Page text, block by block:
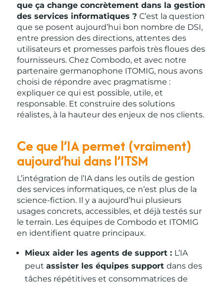
que ça change concrètement dans la gestion
des services informatiques ? C’est la question
que se posent aujourd’hui bon nombre de DSI,
entre pression des directions, attentes des
utilisateurs et promesses parfois très floues des
fournisseurs. Chez Combodo, et avec notre
partenaire germanophone ITOMIG, nous avons
choisi de répondre avec pragmatisme :
expliquer ce qui est possible, utile, et
responsable. Et construire des solutions
réalistes, à la hauteur des enjeux de nos clients.
Ce que l’IA permet (vraiment)
aujourd’hui dans l’ITSM
L’intégration de l’IA dans les outils de gestion
des services informatiques, ce n’est plus de la
science-fiction. Il y a aujourd’hui plusieurs
usages concrets, accessibles, et déjà testés sur
le terrain. Les équipes de Combodo et ITOMIG
en identifient quatre principaux.
Mieux aider les agents de support : L’IA
peut assister les équipes support dans des
tâches répétitives et consommatrices de